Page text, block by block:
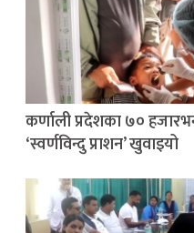
कर्णाली प्रदेशका ७०
‘स्वर्णविन्दु प्राशन’ खुवाइयो